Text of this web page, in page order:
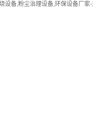
设备,粉尘治理设备,环保设备厂